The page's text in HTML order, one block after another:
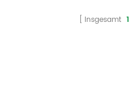
Insgesamt 1